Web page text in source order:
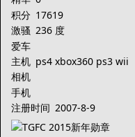
积分 17619
激骚 236 度
爱车
主机 ps4 xbox360 ps3 wii
相机
手机
注册时间 2007-8-9